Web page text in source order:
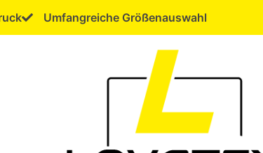
Umfangreiche Größenauswahl